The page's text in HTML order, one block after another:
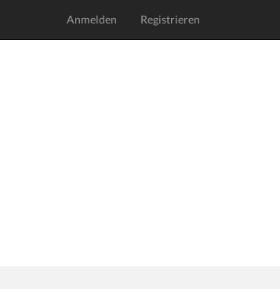
Anmelden Registrieren